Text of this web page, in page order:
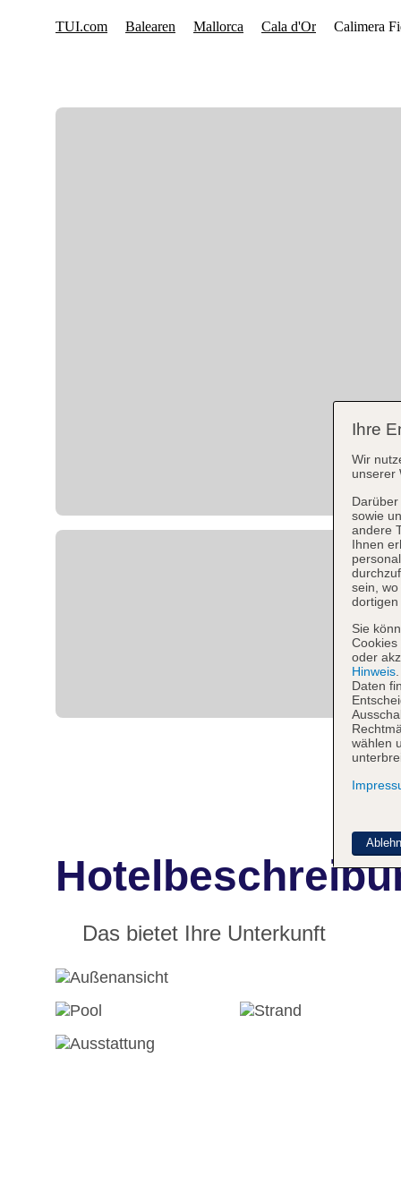
Das bietet Ihre Unterkunft
Ihre
Wir
unserer
sowie
andere
Ihnen
sein,
dortigen
Sie
Cookies
oder
Hinweis
Daten
wählen